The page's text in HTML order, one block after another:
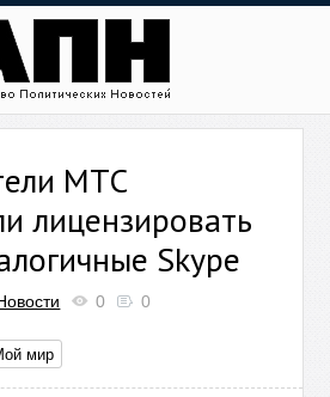
МТС
лицензировать
Skype
0 0
мир